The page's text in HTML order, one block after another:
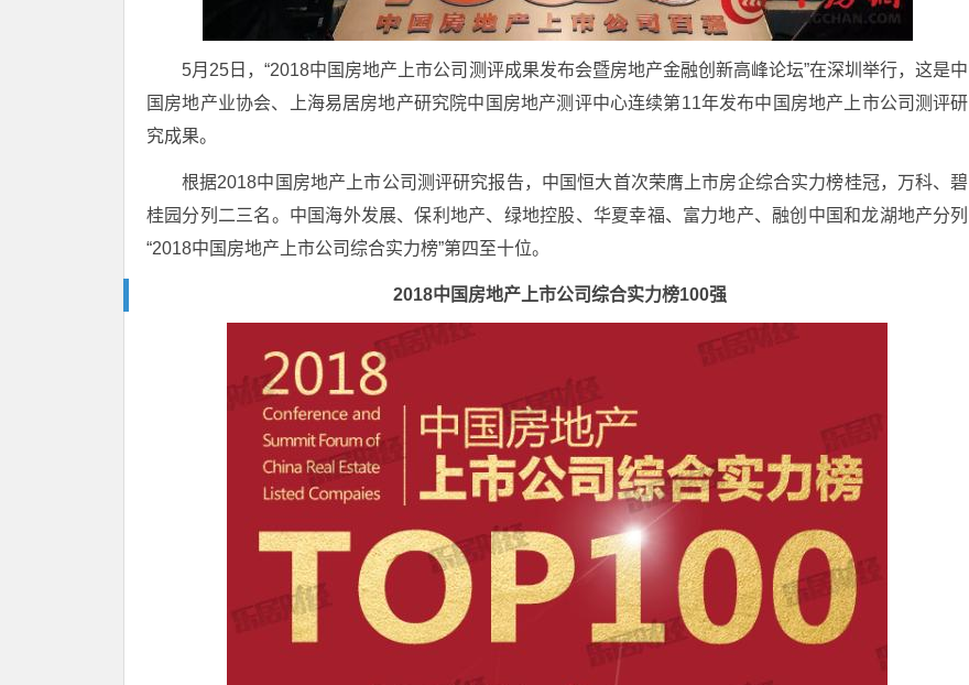
5月25日，“2018中国房地产上市公司测评成果发布会暨房地产金融创新高峰论坛”在深圳举行，这是中
国房地产业协会、上海易居房地产研究院中国房地产测评中心连续第11年发布中国房地产上市公司测评研
究成果。
根据2018中国房地产上市公司测评研究报告，中国恒大首次荣膺上市房企综合实力榜桂冠，万科、碧
桂园分列二三名。中国海外发展、保利地产、绿地控股、华夏幸福、富力地产、融创中国和龙湖地产分列
“2018中国房地产上市公司综合实力榜”第四至十位。
2018中国房地产上市公司综合实力榜100强